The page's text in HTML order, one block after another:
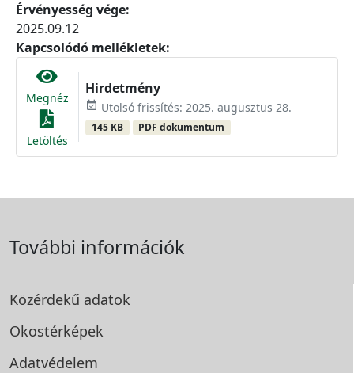
Érvényesség vége:
2025.09.12
Kapcsolódó mellékletek:
Megnéz
Letöltés
Hirdetmény
event_available Utolsó frissítés: 2025. augusztus 28.
145 KB PDF dokumentum
További információk
Közérdekű adatok
Okostérképek
Adatvédelem